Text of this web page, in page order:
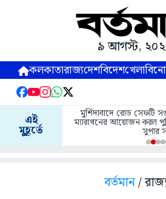
৯ আগস্ট,
কলকাতারাজ্যদেশবিদেশখেলা
এই
মুহূর্তে
মুর্শিদাবাদে রোড সেফটি
ম্যারাথনের আয়োজন করল
সুপার
বর্তমান/